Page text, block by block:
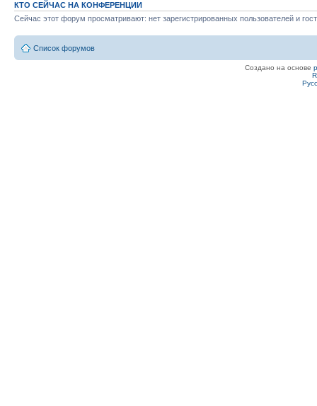
КТО СЕЙЧАС НА КОНФЕРЕНЦИИ
Сейчас этот форум просматривают: нет зарегистрированных пользователей и
Список форумов
Создано на основе